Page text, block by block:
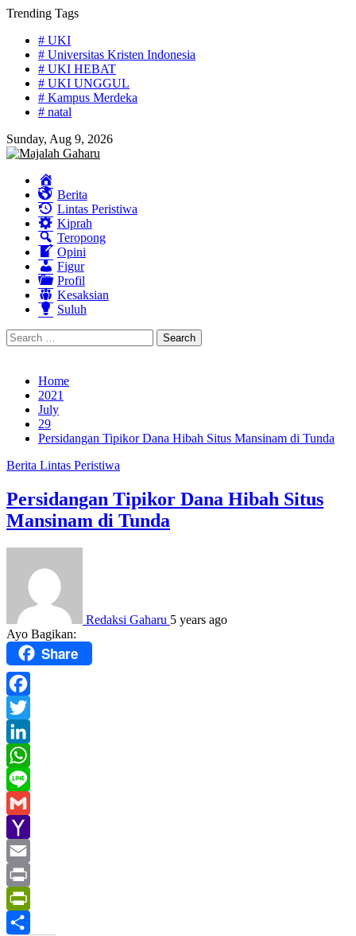
Skip
content
Trending Tags
# UKI
# Universitas Kristen Indonesia
# UKI HEBAT
# UKI UNGGUL
# Kampus Merdeka
# natal
Sunday, Aug 9, 2026
Berita
Lintas Peristiwa
Kiprah
Teropong
Opini
Figur
Profil
Kesaksian
Suluh
Search
for:
Home
2021
July
29
Persidangan Tipikor Dana Hibah Situs Mansinam di Tunda
Berita Lintas Peristiwa
Persidangan Tipikor Dana Hibah Situs
Mansinam di Tunda
Redaksi Gaharu 5 years ago
Ayo Bagikan:
Share
Facebook
Twitter
LinkedIn
WhatsApp
Line
Gmail
Yahoo
Mail
Email
Print
PrintFriendly